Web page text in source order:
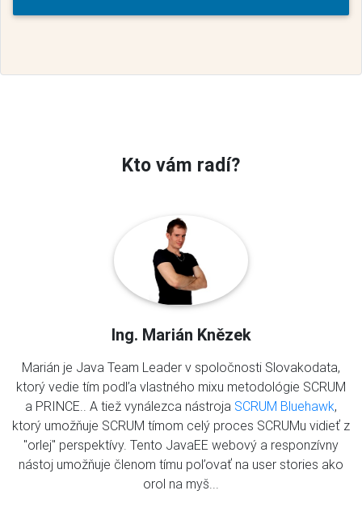
Kto vám radí?
Ing. Marián Knězek
Marián je Java Team Leader v spoločnosti Slovakodata,
ktorý vedie tím podľa vlastného mixu metodológie SCRUM
a PRINCE.. A tiež vynálezca nástroja SCRUM Bluehawk,
ktorý umožňuje SCRUM tímom celý proces SCRUMu vidieť z
"orlej" perspektívy. Tento JavaEE webový a responzívny
nástoj umožňuje členom tímu poľovať na user stories ako
orol na myš...